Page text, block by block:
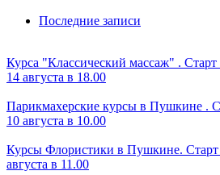
Последние записи
Курса "Классический массаж" .
14 августа в 18.00
Парикмахерские курсы в Пушкине .
10 августа в 10.00
Курсы Флористики в Пушкине.
августа в 11.00